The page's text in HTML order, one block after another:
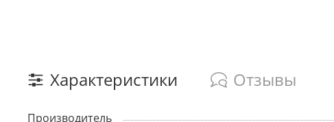
Характеристики Отзывы
Производитель